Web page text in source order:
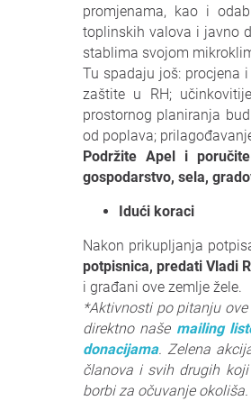
promjenama, kao i
toplinskih valova i javno
stablima svojom
Tu spadaju još: procjena
zaštite u RH;
prostornog planiranja
od poplava;
Podržite Apel i
gospodarstvo, sela,
Idući koraci
Nakon prikupljanja
potpisnica, predati Vladi
i građani ove zemlje žele.
*Aktivnosti po pitanju
direktno naše mailing
donacijama. Zelena
članova i svih drugih
borbi za očuvanje okoliša.